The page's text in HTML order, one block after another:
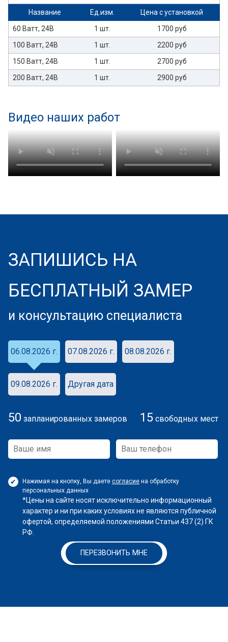
Название Ед.изм.
Цена с установкой
60 Ватт, 24В
1 шт.
1700 руб
100 Ватт, 24В
1 шт.
2200 руб
150 Ватт, 24В
1 шт.
2700 руб
200 Ватт, 24В
1 шт. 2900 руб
Видео наших работ
ЗАПИШИСЬ НА
БЕСПЛАТНЫЙ ЗАМЕР
и консультацию специалиста
06.08.2026 г. 07.08.2026 г. 08.08.2026 г.
09.08.2026 г. Другая дата
50 запланированных замеров 15 свободных мест
Нажимая на кнопку, Вы даете согласие на обработку
персональных данных
*Цены на сайте носят исключительно информационный
характер и ни при каких условиях не являются публичной
офертой, определяемой положениями Статьи 437 (2) ГК
РФ.
ПЕРЕЗВОНИТЬ МНЕ